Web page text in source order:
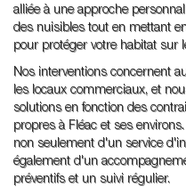
alliée à une approche
des nuisibles tout en mettant
pour protéger votre habitat sur
Nos interventions concernent
les locaux commerciaux, et
solutions en fonction des
propres à Fléac et ses
non seulement d'un service
également d'un
préventifs et un suivi régulier.